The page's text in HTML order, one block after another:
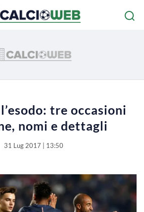
tre occasioni
nomi e dettagli
31 Lug 2017 | 13:50